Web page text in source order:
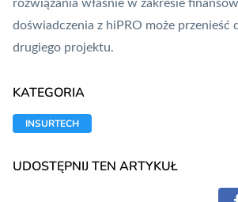
rozwiązania właśnie w zakresie
doświadczenia z hiPRO może przenieść
drugiego projektu.
KATEGORIA
INSURTECH
UDOSTĘPNIJ TEN ARTYKUŁ